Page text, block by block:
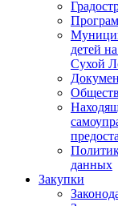
детей
Сухой
данных
Закупки